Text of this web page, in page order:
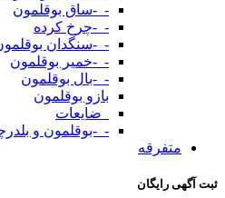
-_-ساق بوقلمون
-_-چرخ کرده
-_-سنگدان
-_-خمیر بوقلمون
-_-بال بوقلمون
بازو بوقلمون
_ضایعات
-_-بوقلمون و
متفرقه
ثبت آگهی رایگان